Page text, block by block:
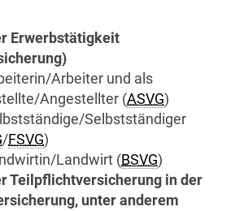
Erwerbstätigkeit
Arbeiter und als
Angestellter (ASVG)
Selbstständiger
/FSVG)
Landwirt (BSVG)
Teilpflichtversicherung in der
unter anderem